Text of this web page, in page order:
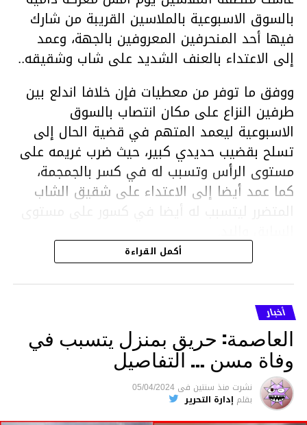
بالسوق الاسبوعية بالملاسين القريبة من شارك
فيها أحد المنحرفين المعروفين بالجهة، وعمد
إلى الاعتداء بالعنف الشديد على شاب وشقيقه..
ووفق ما توفر من معطيات فإن خلافا اندلع بين
طرفين النزاع على مكان انتصاب بالسوق
الاسبوعية ليعمد المتهم في قضية الحال إلى
تسلح بقضيب حديدي كبير، حيث ضرب غريمه على
مستوى الرأس وتسبب له في كسر بالجمجمة،
كما عمد أيضا إلى الاعتداء على شقيق الشاب
المتضرر ليتسبب له أيضا في كسور على مستوى
هذا وقد تمكن أعوان مركز الأمن الوطني بحي
هلال في توقيت قياسي من محاصرة المشتبه به
والقبض عليه وإحالته على التحقيق في خصوص
ما نُسبه إليه.
متابعة
قسم الاخبار
أكمل القراءة
أخبار
العاصمة: حريق بمنزل يتسبب في
وفاة مسن … التفاصيل
نشرت منذ سنتين فى 05/04/2024
بقلم إدارة التحرير